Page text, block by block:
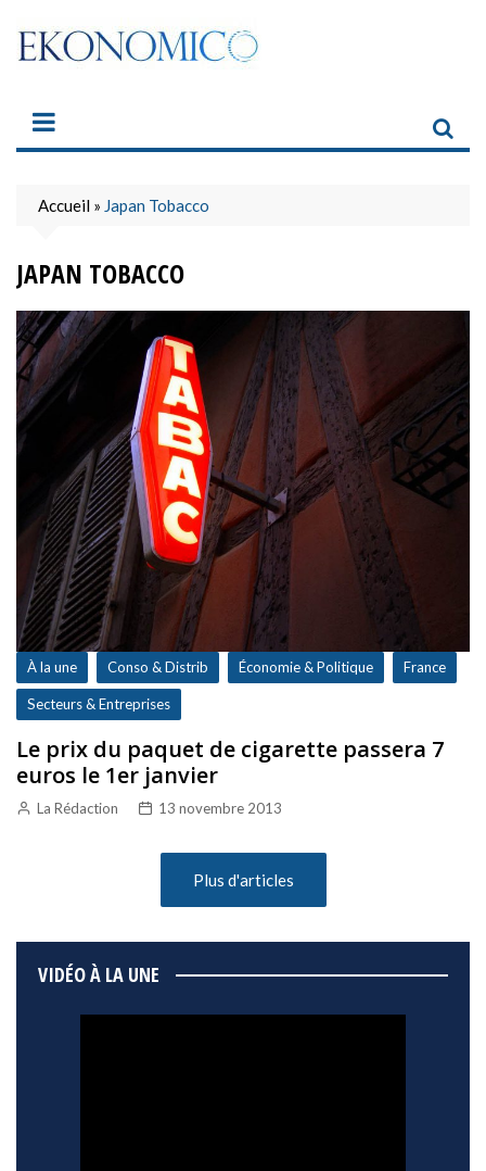
content
Accueil » Japan Tobacco
JAPAN TOBACCO
À la une Conso & Distrib Économie & Politique France
Secteurs & Entreprises
Le prix du paquet de cigarette passera 7
euros le 1er janvier
La Rédaction 13 novembre 2013
Plus d'articles
VIDÉO À LA UNE